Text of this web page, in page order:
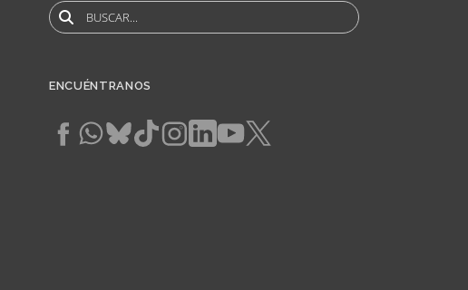
Buscar
ENCUÉNTRANOS